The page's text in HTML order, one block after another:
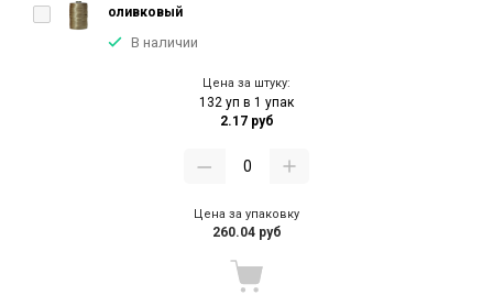
оливковый
В наличии
Цена за штуку:
132 уп в 1 упак
2.17 руб
Цена за упаковку
260.04 руб